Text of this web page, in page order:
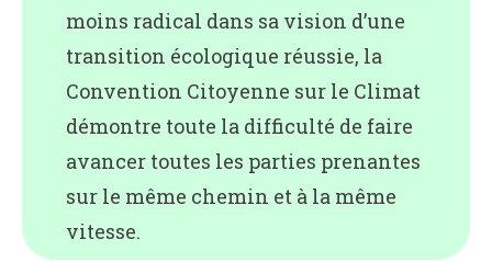
moins radical dans sa vision d’une
transition écologique réussie, la
Convention Citoyenne sur le Climat
démontre toute la difficulté de faire
avancer toutes les parties prenantes
sur le même chemin et à la même
vitesse.